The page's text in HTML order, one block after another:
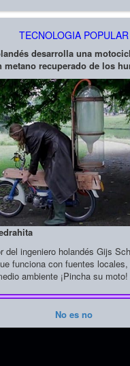
TECNOLOGIA POPULAR
desarrolla una
metano recuperado de los
del ingeniero holandés Gijs
funciona con fuentes
ambiente ¡Pincha su moto!
No es no